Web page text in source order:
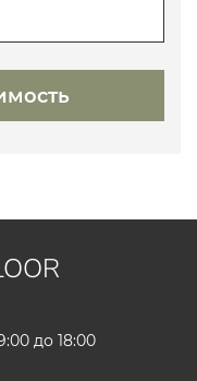
до 18:00